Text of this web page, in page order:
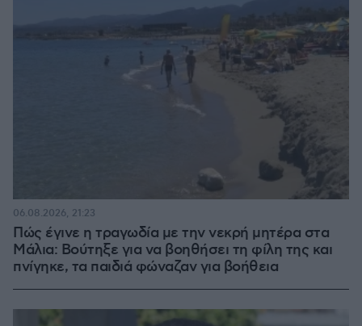
Πώς έγινε η τραγωδία με την νεκρή μητέρα στα
Μάλια: Βούτηξε για να βοηθήσει τη φίλη της και
πνίγηκε, τα παιδιά φώναζαν για βοήθεια
06.08.2026, 21:23